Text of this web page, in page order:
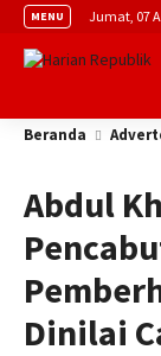
MENU Jumat, 07
Beranda
Abdul
Dinilai